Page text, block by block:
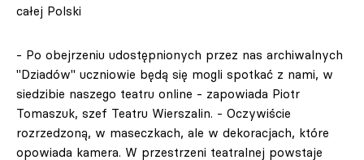
całej Polski
- Po obejrzeniu udostępnionych przez nas archiwalnych
"Dziadów" uczniowie będą się mogli spotkać z nami, w
siedzibie naszego teatru online - zapowiada Piotr
Tomaszuk, szef Teatru Wierszalin. - Oczywiście
rozrzedzoną, w maseczkach, ale w dekoracjach, które
opowiada kamera. W przestrzeni teatralnej powstaje